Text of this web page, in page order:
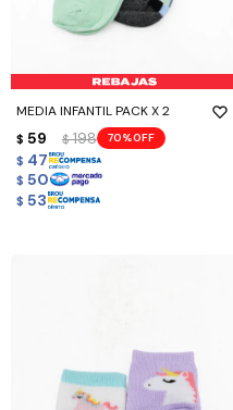
MEDIA INFANTIL PACK X 2
$ 59 $ 198 70
$ 47
$ 50
$ 53